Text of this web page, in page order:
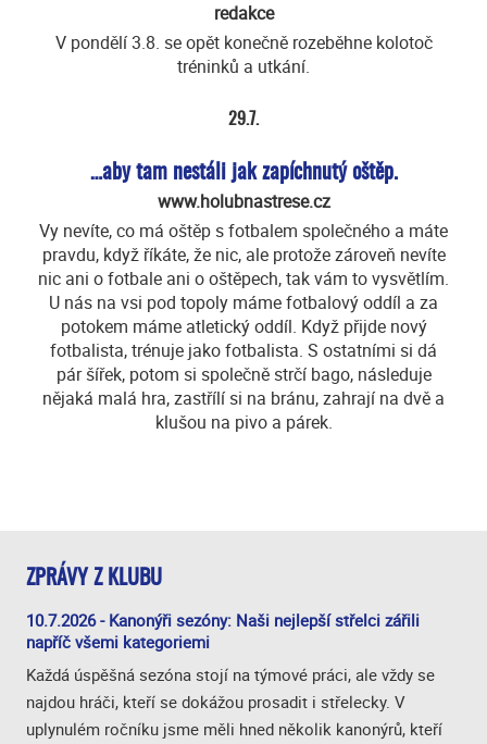
redakce
V pondělí 3.8. se opět konečně rozeběhne kolotoč
tréninků a utkání.
29.7.
…aby tam nestáli jak zapíchnutý oštěp.
www.holubnastrese.cz
Vy nevíte, co má oštěp s fotbalem společného a máte
pravdu, když říkáte, že nic, ale protože zároveň nevíte
nic ani o fotbale ani o oštěpech, tak vám to vysvětlím.
U nás na vsi pod topoly máme fotbalový oddíl a za
potokem máme atletický oddíl. Když přijde nový
fotbalista, trénuje jako fotbalista. S ostatními si dá
pár šířek, potom si společně strčí bago, následuje
nějaká malá hra, zastřílí si na bránu, zahrají na dvě a
klušou na pivo a párek.
ZPRÁVY Z KLUBU
10.7.2026 - Kanonýři sezóny: Naši nejlepší střelci zářili
napříč všemi kategoriemi
Každá úspěšná sezóna stojí na týmové práci, ale vždy se
najdou hráči, kteří se dokážou prosadit i střelecky. V
uplynulém ročníku jsme měli hned několik kanonýrů, kteří